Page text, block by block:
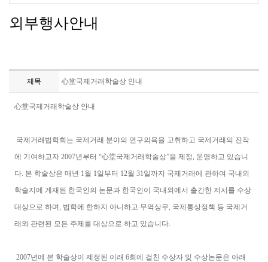
외부행사안내
제목 心堂국제거래학술상 안내
心堂국제거래학술상 안내
국제거래법학회는 국제거래 분야의 연구의욕을 고취하고 국제거래의 진작
에 기여하고자 2007년부터 “心堂국제거래학술상”을 제정, 운영하고 있습니
다. 본 학술상은 매년 1월 1일부터 12월 31일까지 국제거래에 관하여 국내외
학술지에 게재된 한국인의 논문과 한국인이 국내외에서 출간한 저서를 수상
대상으로 하며, 법학에 한하지 아니하고 무역상무, 국제통상정책 등 국제거
래와 관련된 모든 주제를 대상으로 하고 있습니다.
2007년에 본 학술상이 제정된 이래 6회에 걸친 수상자 및 수상논문은 아래